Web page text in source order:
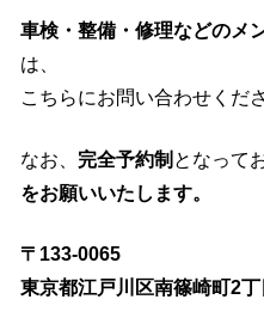
車検・整備・修理などのメ
は、
こちらにお問い合わせくださ
なお、 完全予約制 となって
をお願いいたします。
〒133-0065
東京都江戸川区南篠崎町2